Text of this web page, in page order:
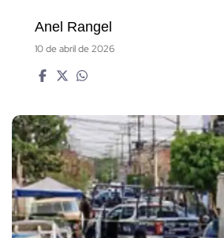
Anel Rangel
10 de abril de 2026